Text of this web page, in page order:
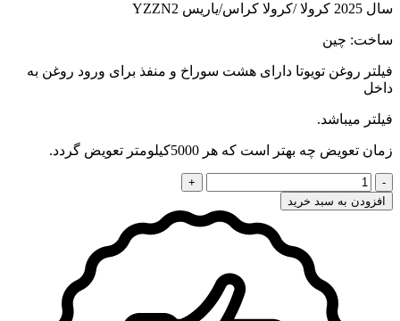
سال 2025 کرولا /کرولا کراس/یاریس YZZN2
ساخت: چین
فیلتر روغن تویوتا دارای هشت سوراخ و منفذ برای ورود روغن به
داخل
فیلتر میباشد.
زمان تعویض چه بهتر است که هر 5000کیلومتر تعویض گردد.
فیلتر
روغن
وارداتی
YZZN2
افزودن به سبد خرید